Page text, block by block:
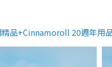
品+Cinnamoroll 20週年用